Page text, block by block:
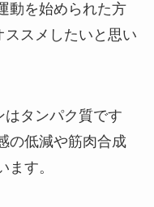
動を始められた方
スメしたいと思い
はタンパク質です
の低減や筋肉合成
す。